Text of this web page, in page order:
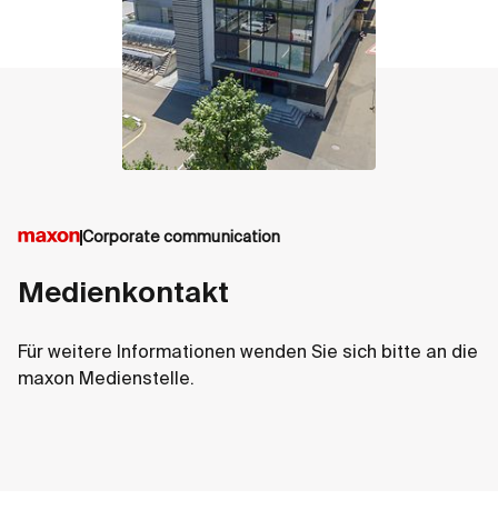
Corporate communication
Medienkontakt
Für weitere Informationen wenden Sie sich bitte an die
maxon Medienstelle.